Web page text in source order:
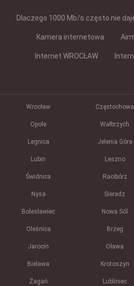
Dlaczego 1000 Mb/s często nie
Kamera internetowa
Internet WROCŁAW
Wrocław Częstochowa
Opole Wałbrzych
Legnica Jelenia Góra
Lubin Leszno
Świdnica Racibórz
Nysa Sieradz
Bolesławiec Nowa Sól
Oleśnica Brzeg
Jarocin Oława
Bielawa Krotoszyn
Żagań Lubliniec